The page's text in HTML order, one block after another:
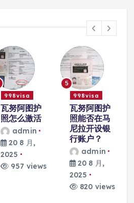
998visa
瓦努阿图护
照能否在马
尼拉开设银
行账户？
admin
20 8 月,
6
998visa
瓦努阿图护
照在申请海
外房产投资
时是否有帮
助？
admin
20 8 月,
2025